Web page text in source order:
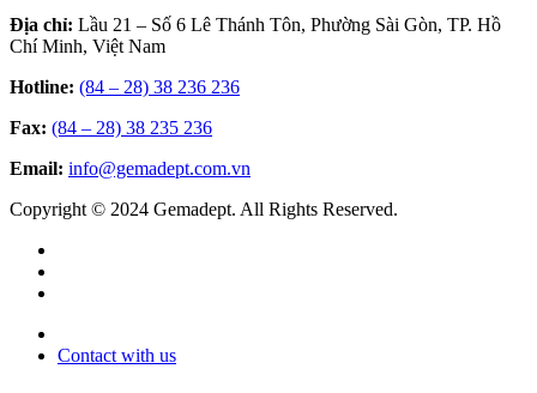
Địa chỉ: Lầu 21 – Số 6 Lê Thánh Tôn, Phường Sài Gòn, TP. Hồ
Chí Minh, Việt Nam
Hotline: (84 – 28) 38 236 236
Fax: (84 – 28) 38 235 236
Email: info@gemadept.com.vn
Copyright © 2024 Gemadept. All Rights Reserved.
Contact with us